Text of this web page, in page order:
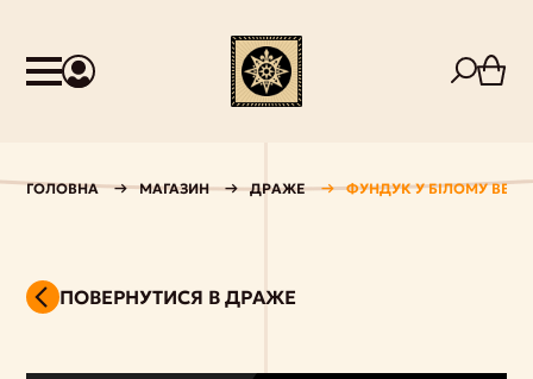
ГОЛОВНА МАГАЗИН ДРАЖЕ ФУНДУК У БІЛОМУ
ПОВЕРНУТИСЯ В ДРАЖЕ